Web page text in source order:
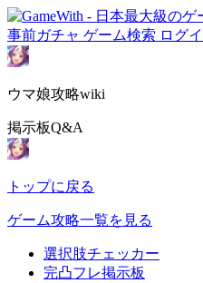
事前ガチャ ゲーム検索 ログ
ウマ娘攻略wiki
掲示板Q&A
トップに戻る
ゲーム攻略一覧を見る
選択肢チェッカー
完凸フレ掲示板